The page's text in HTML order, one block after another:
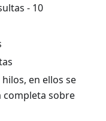
- 10
en ellos se
sobre